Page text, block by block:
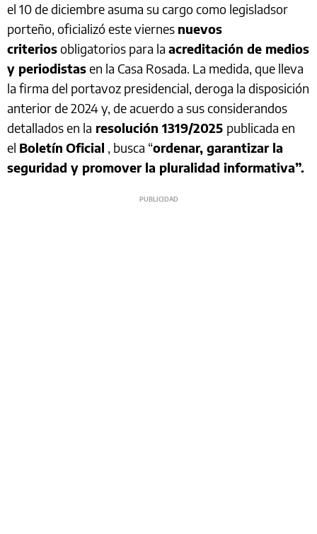
el 10 de diciembre asuma su cargo como legisladsor
porteño, oficializó este viernes nuevos
criteriosobligatorios para la acreditación de medios
y periodistasen la Casa Rosada. La medida, que lleva
la firma del portavoz presidencial, deroga la disposición
anterior de 2024 y, de acuerdo a sus considerandos
detallados en la resolución 1319/2025 publicada en
el Boletín Oficial , busca “ordenar, garantizar la
seguridad y promover la pluralidad informativa”.